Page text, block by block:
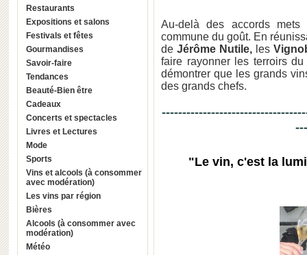
Restaurants
Expositions et salons
Festivals et fêtes
Gourmandises
Savoir-faire
Tendances
Beauté-Bien être
Cadeaux
Concerts et spectacles
Livres et Lectures
Mode
Sports
Vins et alcools (à consommer
avec modération)
Les vins par région
Bières
Alcools (à consommer avec
modération)
Météo
Au-delà des accords
commune du goût. En
de Jérôme Nutile, les
faire rayonner les terroirs
démontrer que les grands
des grands chefs.
"Le vin, c'est la